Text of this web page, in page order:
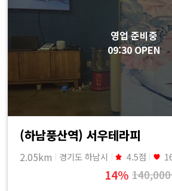
영업 준비중
09:30 OPEN
(하남풍산역) 서우테라피
2.05km 경기도 하남시 4.5점
14%